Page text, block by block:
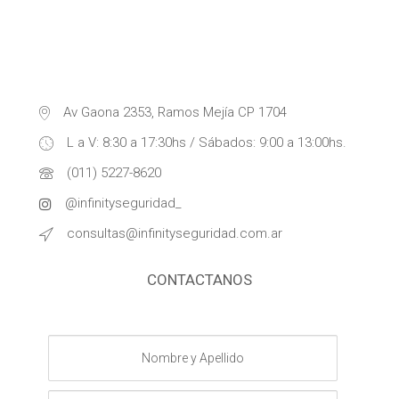
CONTACTANOS
Apellido
Av Gaona 2353, Ramos Mejía CP 1704
L a V: 8:30 a 17:30hs / Sábados: 9:00 a 13:00hs.
(011) 5227-8620
@infinityseguridad_
consultas@infinityseguridad.com.ar